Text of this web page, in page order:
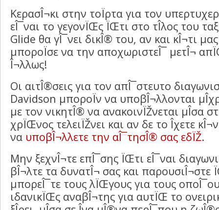
ΚερασÎ¬κι στην τοÏρτα για τον
εÎ¯ναι το γεγονÏŒς ÏŒτι στο τÎ­λος του
Glide θα γÎ¯νει δικÎ® του, αν και κÎ¬τι
μποροÏσε να την αποχωριστεÎ¯ μετÎ¬
Î¬λλως!
Οι αιτÎ®σεις για τον απÎ¯στευτο
Davidson μποροÏν να υποβÎ¬λλονται
με τον νικητÎ® να ανακοινÏŽνεται μÎ­σα
χρÏŒνος τελειÏŽνει και αν δε το Î­χετε
να υποβÎ¬λλετε την αÎ¯τησÎ® σας εδÏŽ.
Μην ξεχνÎ¬τε επÎ¯σης ÏŒτι εÎ¯ναι
βÎ¬λτε τα δυνατÎ¬ σας και παρουσιÎ¬στε
μπορεÎ¯τε τους λÏŒγους για τους
ιδανικÏŒς αναβÎ¬της για αυτÏŒ το